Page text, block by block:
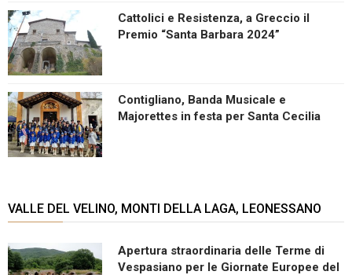
Cattolici e Resistenza, a Greccio il
Premio “Santa Barbara 2024”
Contigliano, Banda Musicale e
Majorettes in festa per Santa Cecilia
VALLE DEL VELINO, MONTI DELLA LAGA, LEONESSANO
Apertura straordinaria delle Terme di
Vespasiano per le Giornate Europee del